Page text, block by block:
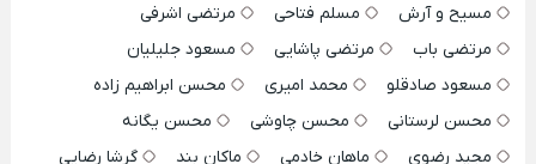
مسیح و آرش
مسلم فتاحی
مرتضی اشرفی
مرتضی باب
مرتضی پاشایی
مسعود جلیلیان
مسعود صادقلو
محمد امیری
محسن ابراهیم زاده
محسن لرستانی
محسن چاوشی
محسن یگانه
مجید رضوی
ماهان خادمی ماکان بند گرشا رضایی